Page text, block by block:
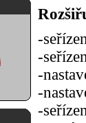
-
-
-
-
-